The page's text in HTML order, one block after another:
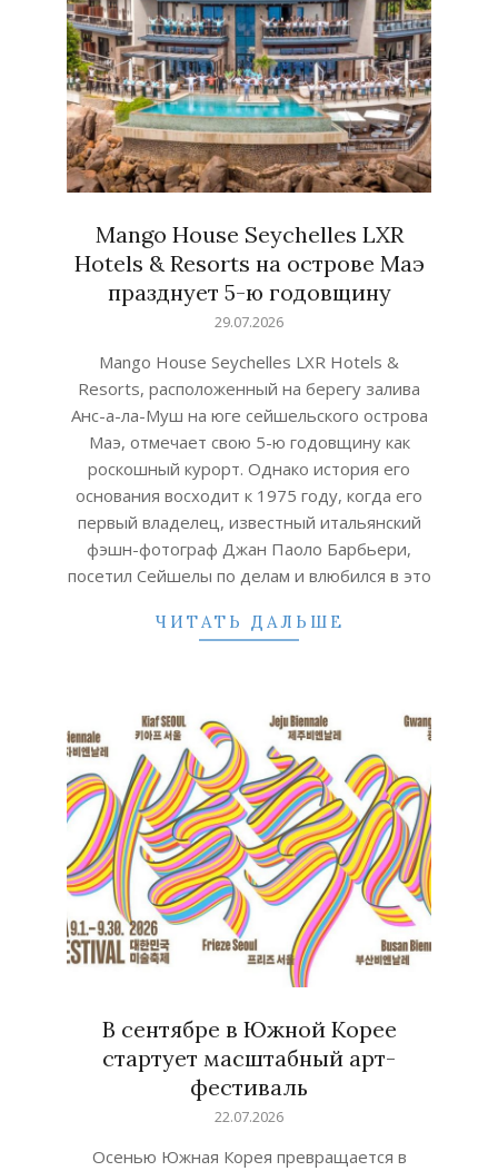
Mango House Seychelles LXR
Hotels & Resorts на острове Маэ
празднует 5-ю годовщину
29.07.2026
Mango House Seychelles LXR Hotels &
Resorts, расположенный на берегу залива
Анс-а-ла-Муш на юге сейшельского острова
Маэ, отмечает свою 5-ю годовщину как
роскошный курорт. Однако история его
основания восходит к 1975 году, когда его
первый владелец, известный итальянский
фэшн-фотограф Джан Паоло Барбьери,
посетил Сейшелы по делам и влюбился в это
ЧИТАТЬ ДАЛЬШЕ
В сентябре в Южной Корее
стартует масштабный арт-
фестиваль
22.07.2026
Осенью Южная Корея превращается в